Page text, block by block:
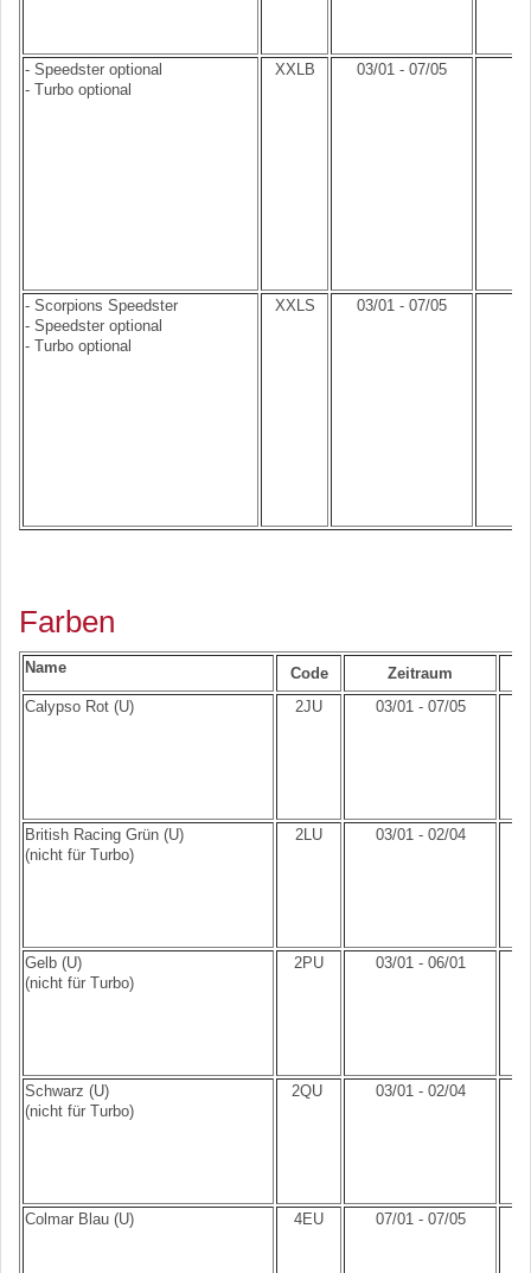
- Speedster optional
- Turbo optional
XXLB 03/01 - 07/05
- Scorpions Speedster
- Speedster optional
- Turbo optional
XXLS 03/01 - 07/05
Farben
Name Code
Zeitraum
Calypso Rot (U)
2JU 03/01 - 07/05
British Racing Grün (U)
(nicht für Turbo)
2LU 03/01 - 02/04
Gelb (U)
(nicht für Turbo)
2PU 03/01 - 06/01
Schwarz (U)
(nicht für Turbo)
2QU 03/01 - 02/04
Colmar Blau (U) 4EU 07/01 - 07/05